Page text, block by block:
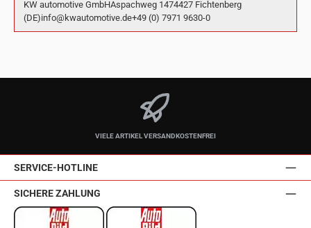
KW automotive GmbHAspachweg 1474427 Fichtenberg
(DE)info@kwautomotive.de+49 (0) 7971 9630-0
VIELE ARTIKEL VERSANDKOSTENFREI
SERVICE-HOTLINE
SICHERE ZAHLUNG